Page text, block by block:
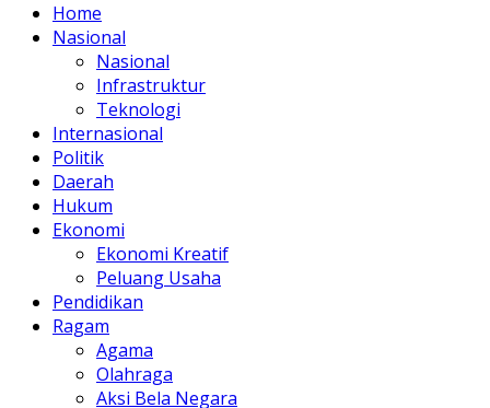
Home
Nasional
Nasional
Infrastruktur
Teknologi
Internasional
Politik
Daerah
Hukum
Ekonomi
Ekonomi Kreatif
Peluang Usaha
Pendidikan
Ragam
Agama
Olahraga
Aksi Bela Negara